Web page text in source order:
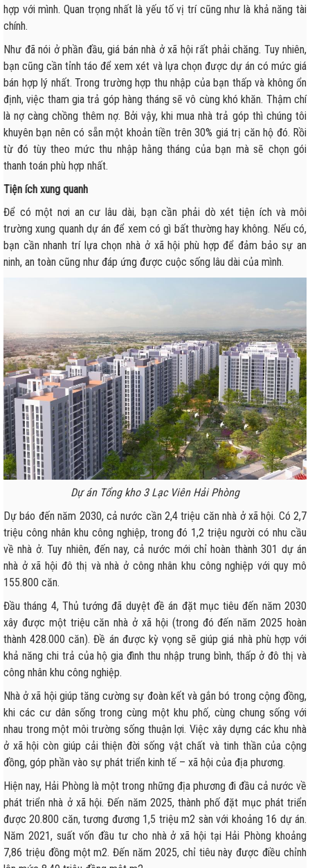
hợp với mình. Quan trọng nhất là yếu tố vị trí cũng như là khả năng tài
chính.
Như đã nói ở phần đầu, giá bán nhà ở xã hội rất phải chăng. Tuy nhiên,
bạn cũng cần tỉnh táo để xem xét và lựa chọn được dự án có mức giá
bán hợp lý nhất. Trong trường hợp thu nhập của bạn thấp và không ổn
định, việc tham gia trả góp hàng tháng sẽ vô cùng khó khăn. Thậm chí
là nợ càng chồng thêm nợ. Bởi vậy, khi mua nhà trả góp thì chúng tôi
khuyên bạn nên có sẵn một khoản tiền trên 30% giá trị căn hộ đó. Rồi
từ đó tùy theo mức thu nhập hằng tháng của bạn mà sẽ chọn gói
thanh toán phù hợp nhất.
Tiện ích xung quanh
Để có một nơi an cư lâu dài, bạn cần phải dò xét tiện ích và môi
trường xung quanh dự án để xem có gì bất thường hay không. Nếu có,
bạn cần nhanh trí lựa chọn nhà ở xã hội phù hợp để đảm bảo sự an
ninh, an toàn cũng như đáp ứng được cuộc sống lâu dài của mình.
Dự án Tổng kho 3 Lạc Viên Hải Phòng
Dự báo đến năm 2030, cả nước cần 2,4 triệu căn nhà ở xã hội. Có 2,7
triệu công nhân khu công nghiệp, trong đó 1,2 triệu người có nhu cầu
về nhà ở. Tuy nhiên, đến nay, cả nước mới chỉ hoàn thành 301 dự án
nhà ở xã hội đô thị và nhà ở công nhân khu công nghiệp với quy mô
155.800 căn.
Đầu tháng 4, Thủ tướng đã duyệt đề án đặt mục tiêu đến năm 2030
xây được một triệu căn nhà ở xã hội (trong đó đến năm 2025 hoàn
thành 428.000 căn). Đề án được kỳ vọng sẽ giúp giá nhà phù hợp với
khả năng chi trả của hộ gia đình thu nhập trung bình, thấp ở đô thị và
công nhân khu công nghiệp.
Nhà ở xã hội giúp tăng cường sự đoàn kết và gắn bó trong cộng đồng,
khi các cư dân sống trong cùng một khu phố, cùng chung sống với
nhau trong một môi trường sống thuận lợi. Việc xây dựng các khu nhà
ở xã hội còn giúp cải thiện đời sống vật chất và tinh thần của cộng
đồng, góp phần vào sự phát triển kinh tế – xã hội của địa phương.
Hiện nay, Hải Phòng là một trong những địa phương đi đầu cả nước về
phát triển nhà ở xã hội. Đến năm 2025, thành phố đặt mục phát triển
được 20.800 căn, tương đương 1,5 triệu m2 sàn với khoảng 16 dự án.
Năm 2021, suất vốn đầu tư cho nhà ở xã hội tại Hải Phòng khoảng
7,86 triệu đồng một m2. Đến năm 2025, chỉ tiêu này được điều chỉnh